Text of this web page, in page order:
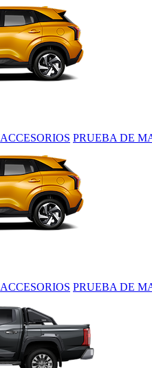
ACCESORIOS PRUEBA DE
ACCESORIOS PRUEBA DE